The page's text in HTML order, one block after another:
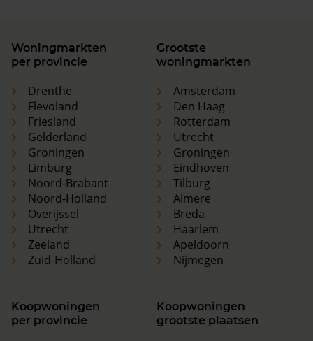
Woningmarkten
per provincie
Drenthe
Flevoland
Friesland
Gelderland
Groningen
Limburg
Noord-Brabant
Noord-Holland
Overijssel
Utrecht
Zeeland
Zuid-Holland
Grootste
woningmarkten
Amsterdam
Den Haag
Rotterdam
Utrecht
Groningen
Eindhoven
Tilburg
Almere
Breda
Haarlem
Apeldoorn
Nijmegen
Koopwoningen
per provincie
Koopwoningen
grootste plaatsen